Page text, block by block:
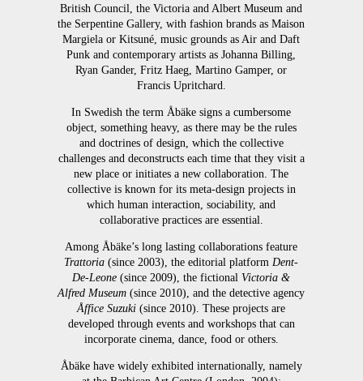
British Council, the Victoria and Albert Museum and
the Serpentine Gallery, with fashion brands as Maison
Margiela or Kitsuné, music grounds as Air and Daft
Punk and contemporary artists as Johanna Billing,
Ryan Gander, Fritz Haeg, Martino Gamper, or
Francis Upritchard.
In Swedish the term Åbäke signs a cumbersome
object, something heavy, as there may be the rules
and doctrines of design, which the collective
challenges and deconstructs each time that they visit a
new place or initiates a new collaboration. The
collective is known for its meta-design projects in
which human interaction, sociability, and
collaborative practices are essential.
Among Åbäke’s long lasting collaborations feature
Trattoria(since 2003), the editorial platform Dent-
De-Leone(since 2009), the fictional Victoria &
Alfred Museum(since 2010), and the detective agency
Åffice Suzuki (since 2010). These projects are
developed through events and workshops that can
incorporate cinema, dance, food or others.
Åbäke have widely exhibited internationally, namely